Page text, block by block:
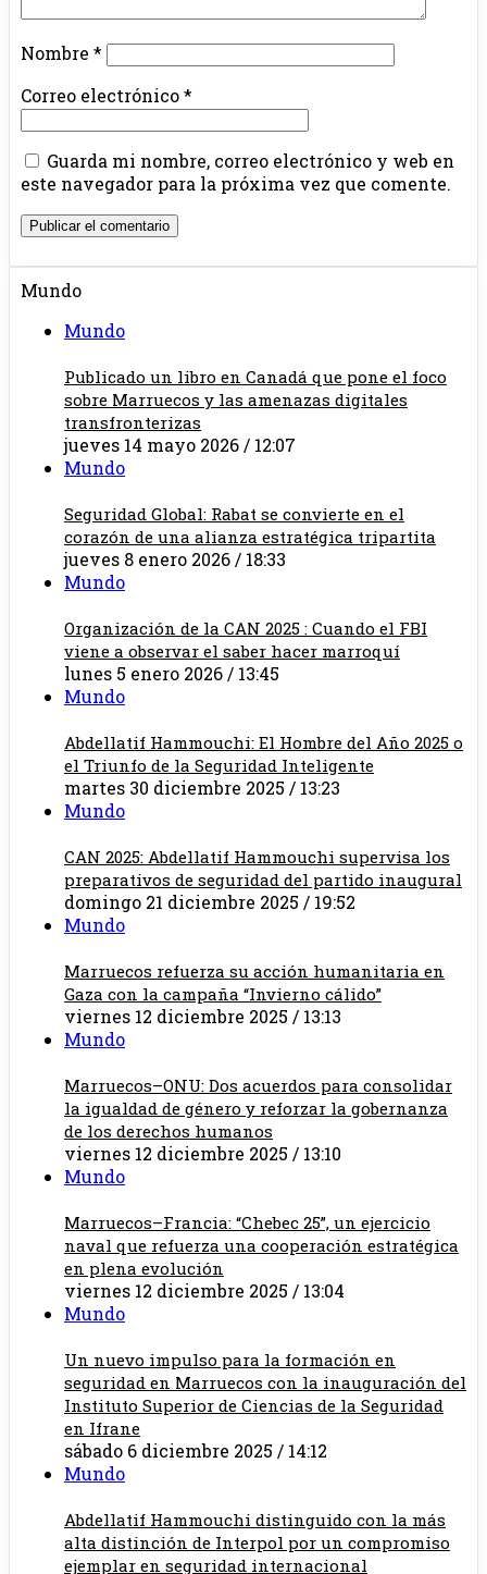
Nombre *
Correo electrónico*
Guarda mi nombre, correo electrónico y web en
este navegador para la próxima vez que comente.
Mundo
Mundo
Publicado un libro en Canadá que pone el foco
sobre Marruecos y las amenazas digitales
transfronterizas
jueves 14 mayo 2026 / 12:07
Mundo
Seguridad Global: Rabat se convierte en el
corazón de una alianza estratégica tripartita
jueves 8 enero 2026 / 18:33
Mundo
Organización de la CAN 2025 : Cuando el FBI
viene a observar el saber hacer marroquí
lunes 5 enero 2026 / 13:45
Mundo
Abdellatif Hammouchi: El Hombre del Año 2025 o
el Triunfo de la Seguridad Inteligente
martes 30 diciembre 2025 / 13:23
Mundo
CAN 2025: Abdellatif Hammouchi supervisa los
preparativos de seguridad del partido inaugural
domingo 21 diciembre 2025 / 19:52
Mundo
Marruecos refuerza su acción humanitaria en
Gaza con la campaña “Invierno cálido”
viernes 12 diciembre 2025 / 13:13
Mundo
Marruecos–ONU: Dos acuerdos para consolidar
la igualdad de género y reforzar la gobernanza
de los derechos humanos
viernes 12 diciembre 2025 / 13:10
Mundo
Marruecos–Francia: “Chebec 25”, un ejercicio
naval que refuerza una cooperación estratégica
en plena evolución
viernes 12 diciembre 2025 / 13:04
Mundo
Un nuevo impulso para la formación en
seguridad en Marruecos con la inauguración del
Instituto Superior de Ciencias de la Seguridad
en Ifrane
sábado 6 diciembre 2025 / 14:12
Mundo
Abdellatif Hammouchi distinguido con la más
alta distinción de Interpol por un compromiso
ejemplar en seguridad internacional